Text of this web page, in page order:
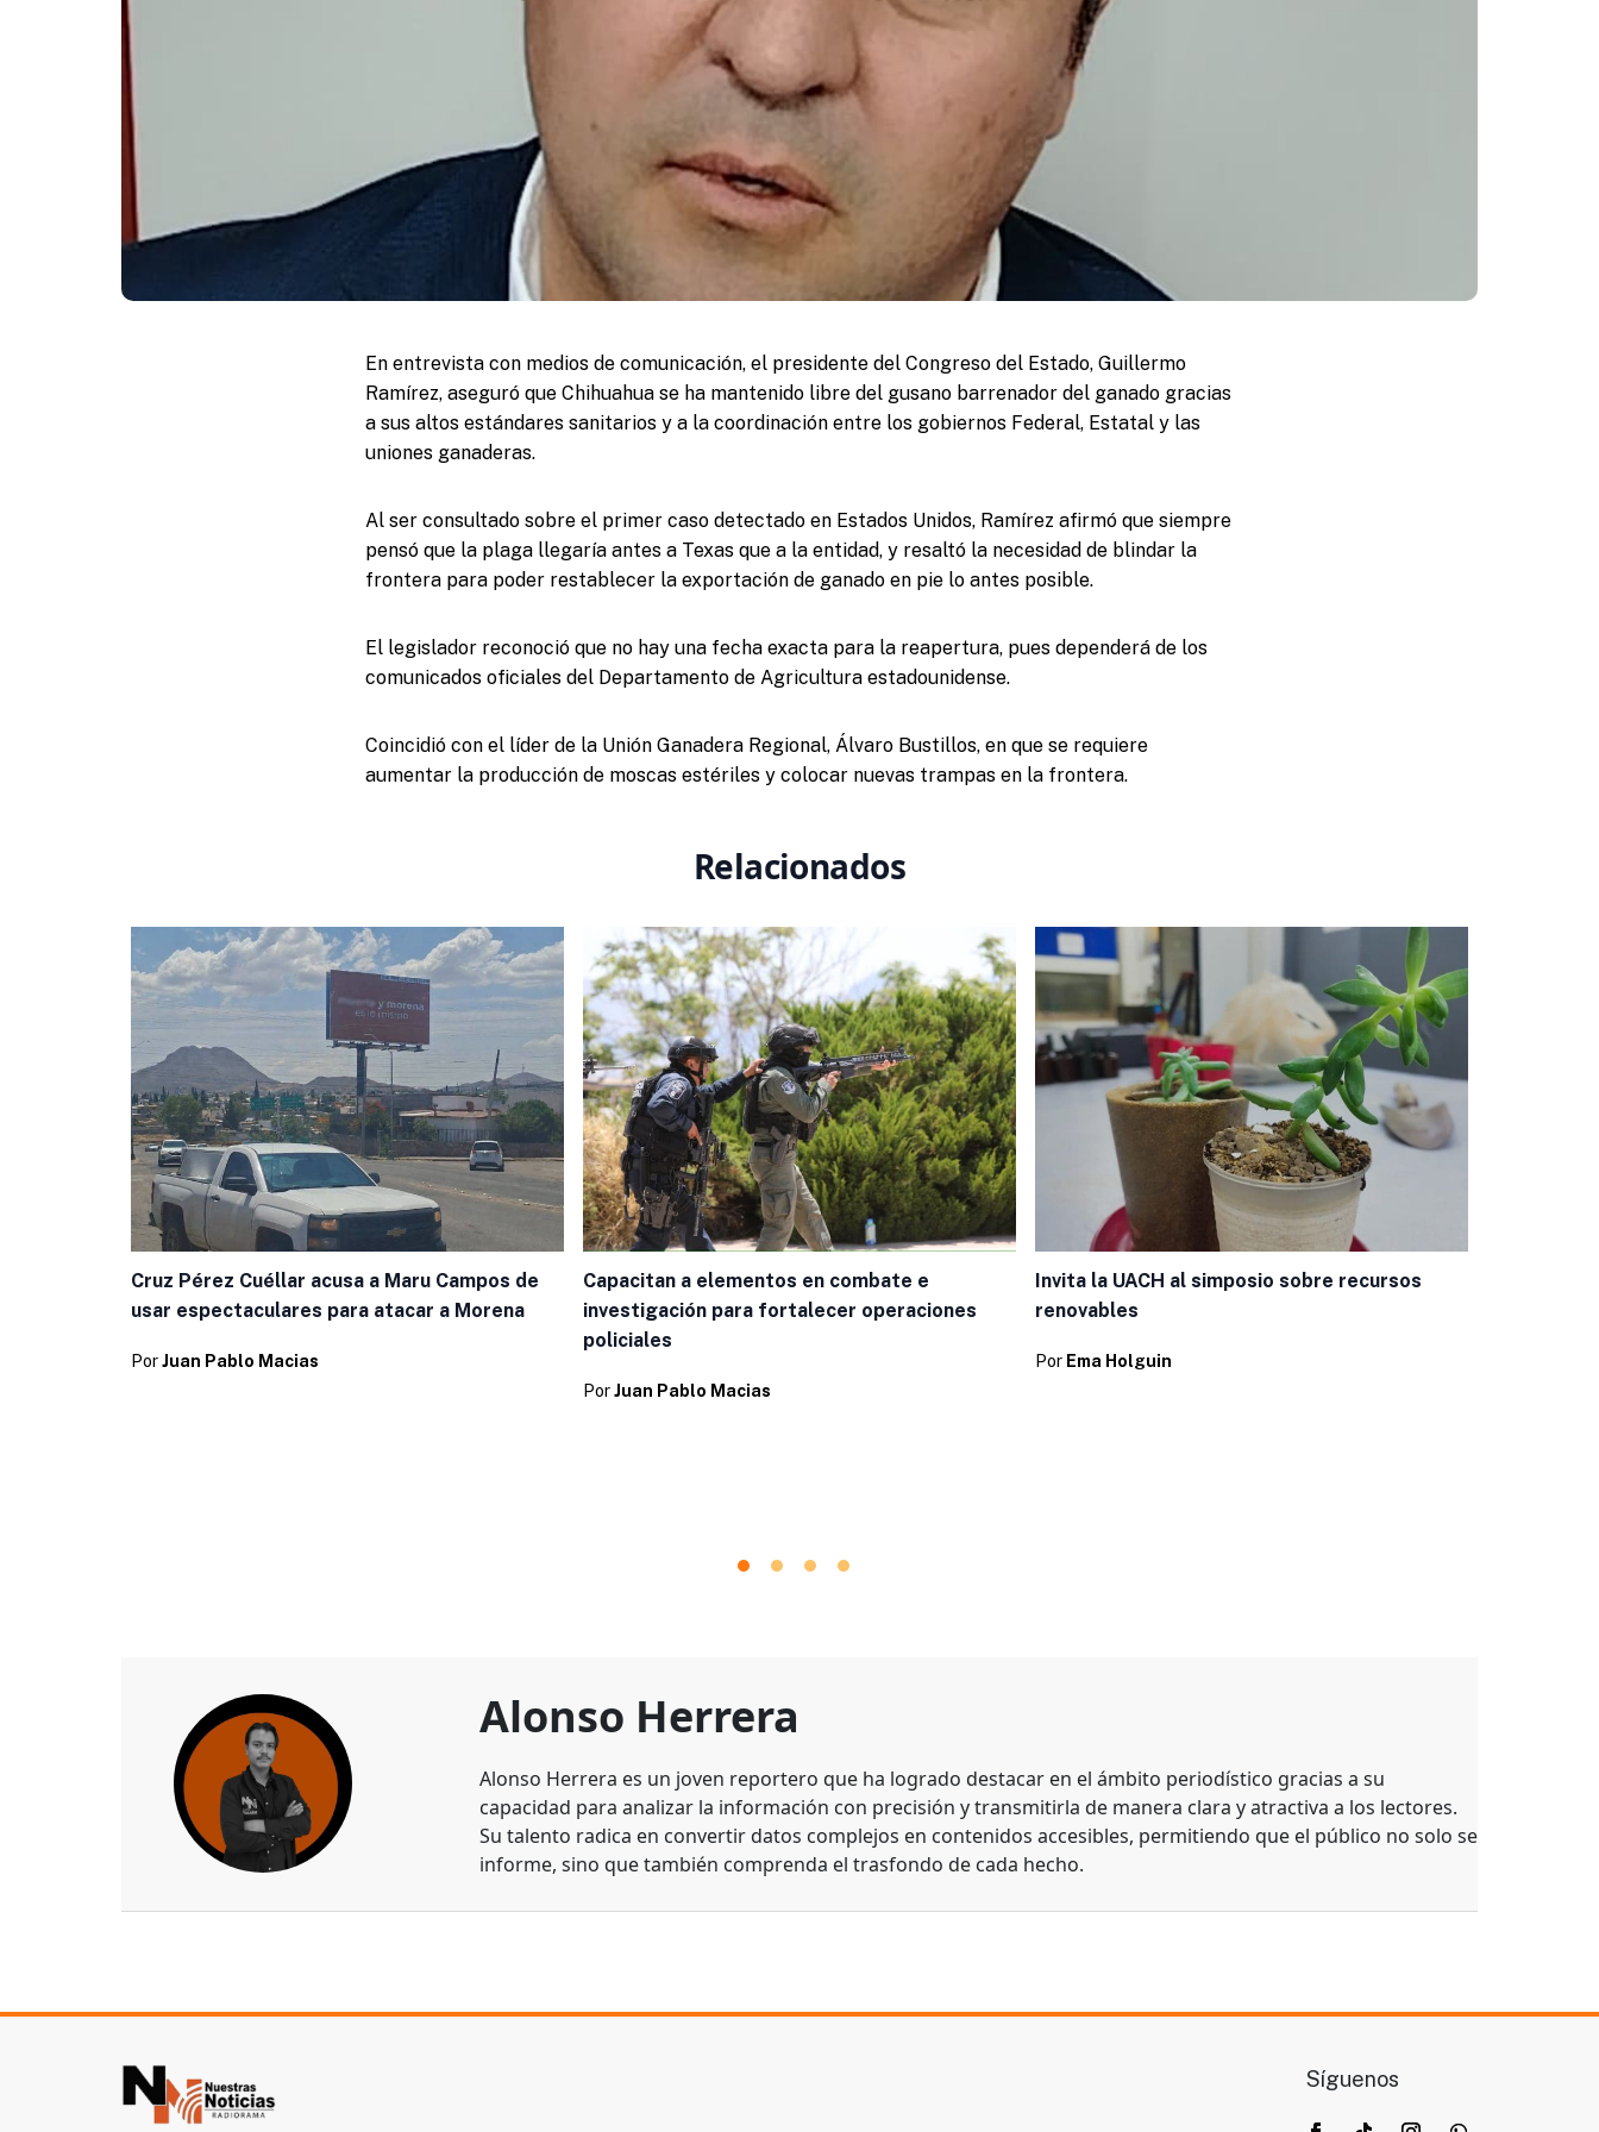
En entrevista con medios de comunicación, el presidente del Congreso del Estado, Guillermo
Ramírez, aseguró que Chihuahua se ha mantenido libre del gusano barrenador del ganado gracias
a sus altos estándares sanitarios y a la coordinación entre los gobiernos Federal, Estatal y las
uniones ganaderas.
Al ser consultado sobre el primer caso detectado en Estados Unidos, Ramírez afirmó que siempre
pensó que la plaga llegaría antes a Texas que a la entidad, y resaltó la necesidad de blindar la
frontera para poder restablecer la exportación de ganado en pie lo antes posible.
El legislador reconoció que no hay una fecha exacta para la reapertura, pues dependerá de los
comunicados oficiales del Departamento de Agricultura estadounidense.
Coincidió con el líder de la Unión Ganadera Regional, Álvaro Bustillos, en que se requiere
aumentar la producción de moscas estériles y colocar nuevas trampas en la frontera.
Relacionados
Cruz Pérez Cuéllar acusa a Maru Campos de
usar espectaculares para atacar a Morena
PorJuan Pablo Macias
Capacitan a elementos en combate e
investigación para fortalecer operaciones
policiales
PorJuan Pablo Macias
Invita la UACH al simposio sobre recursos
renovables
Por Ema Holguin
Alonso Herrera
Alonso Herrera es un joven reportero que ha logrado destacar en el ámbito periodístico gracias a su
capacidad para analizar la información con precisión y transmitirla de manera clara y atractiva a los lectores.
Su talento radica en convertir datos complejos en contenidos accesibles, permitiendo que el público no solo se
informe, sino que también comprenda el trasfondo de cada hecho.
Síguenos